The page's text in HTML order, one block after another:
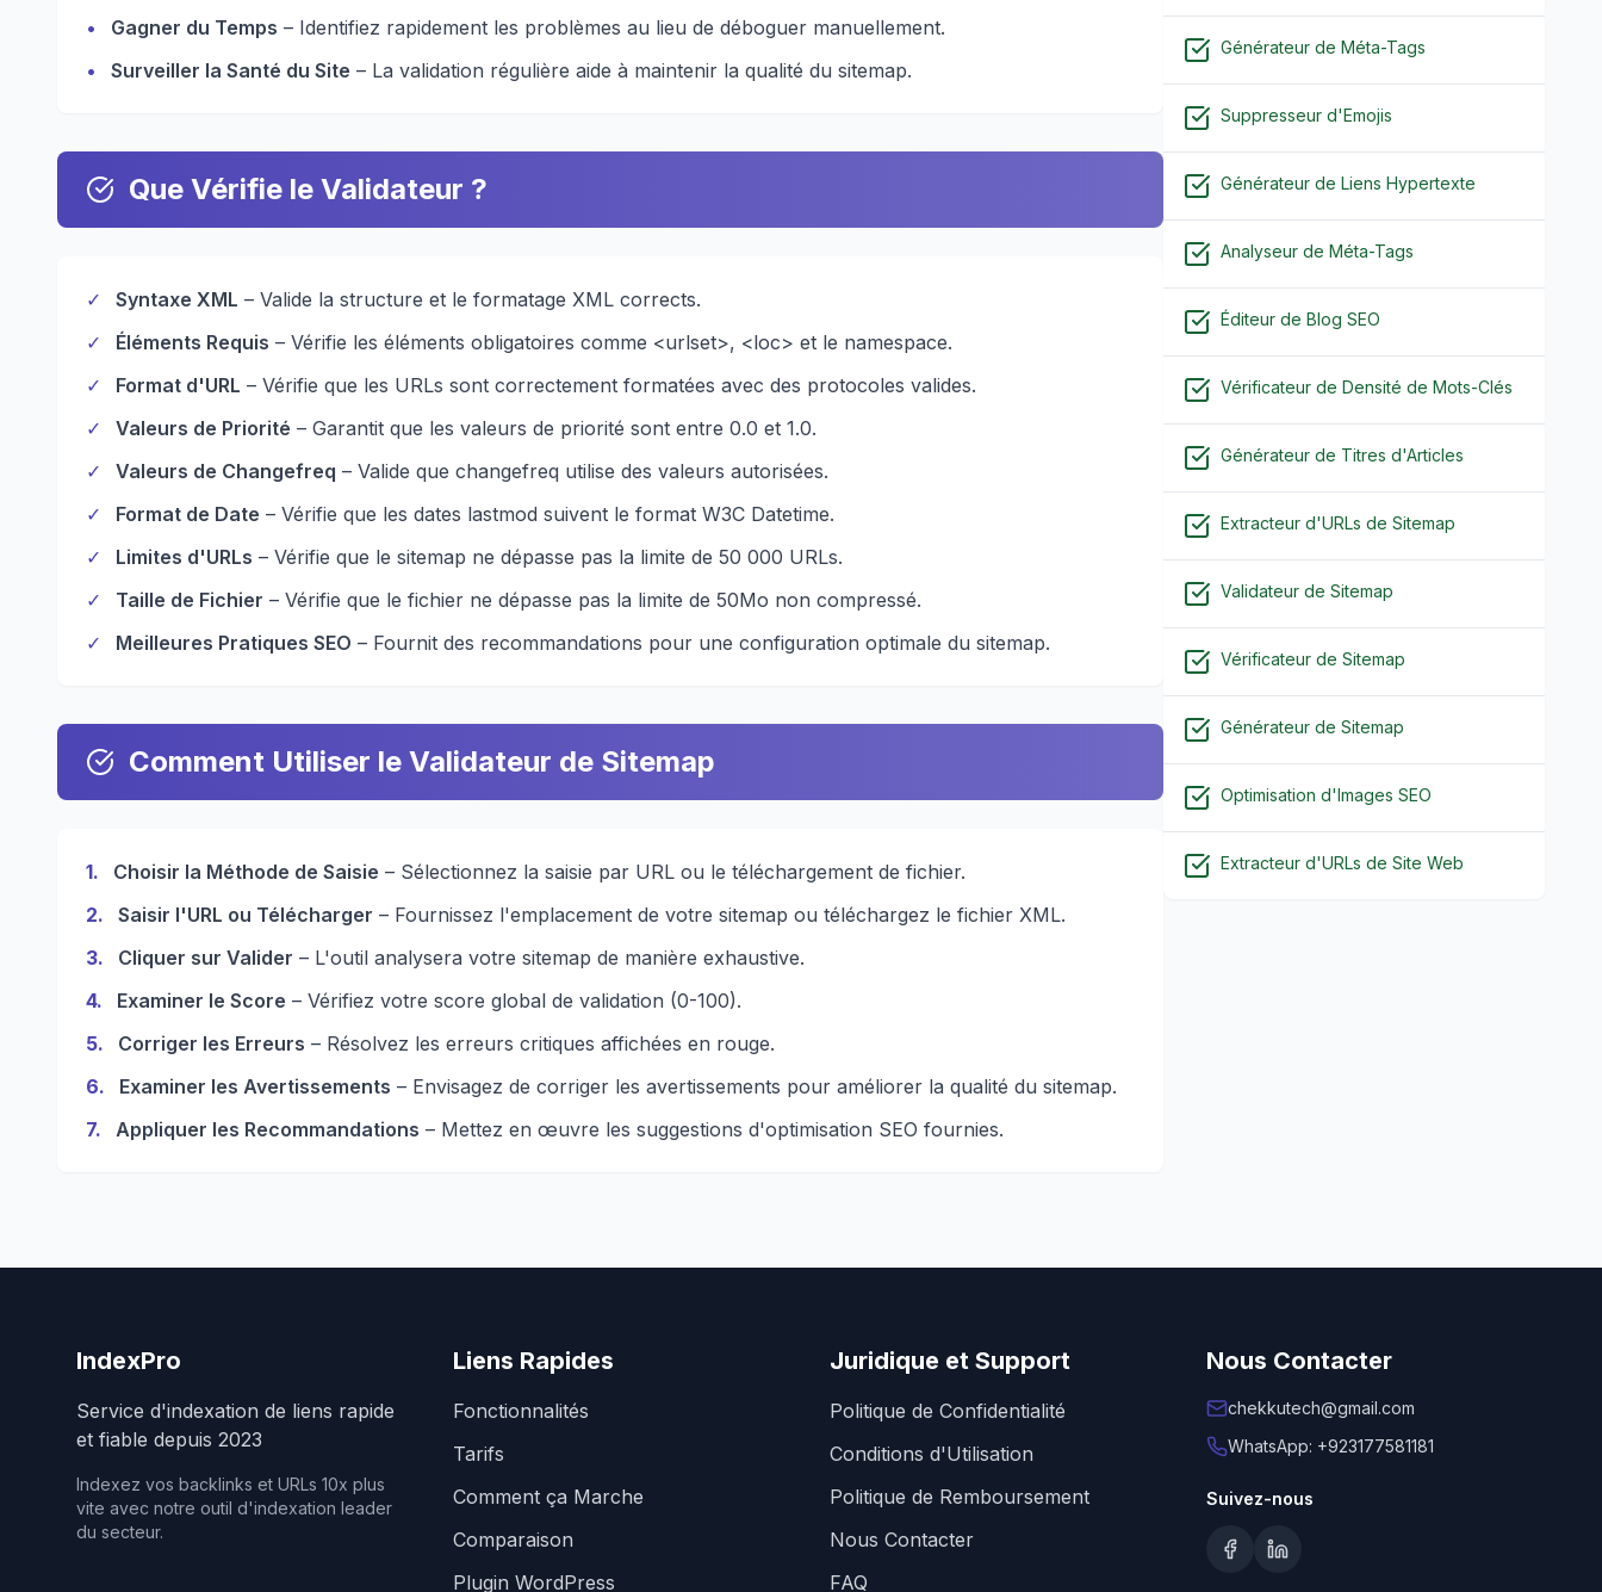
•
Gagner du Temps – Identifiez rapidement les problèmes au lieu de déboguer manuellement.
•
Surveiller la Santé du Site – La validation régulière aide à maintenir la qualité du sitemap.
Que Vérifie le Validateur ?
✓ Syntaxe XML – Valide la structure et le formatage XML corrects.
✓
Éléments Requis – Vérifie les éléments obligatoires comme <urlset>, <loc> et le namespace.
✓
Format d'URL – Vérifie que les URLs sont correctement formatées avec des protocoles valides.
✓
Valeurs de Priorité – Garantit que les valeurs de priorité sont entre 0.0 et 1.0.
✓
Valeurs de Changefreq – Valide que changefreq utilise des valeurs autorisées.
✓
Format de Date – Vérifie que les dates lastmod suivent le format W3C Datetime.
✓
Limites d'URLs – Vérifie que le sitemap ne dépasse pas la limite de 50 000 URLs.
✓
Taille de Fichier – Vérifie que le fichier ne dépasse pas la limite de 50Mo non compressé.
✓
Meilleures Pratiques SEO – Fournit des recommandations pour une configuration optimale du sitemap.
Comment Utiliser le Validateur de Sitemap
1. Choisir la Méthode de Saisie – Sélectionnez la saisie par URL ou le téléchargement de fichier.
2. Saisir l'URL ou Télécharger – Fournissez l'emplacement de votre sitemap ou téléchargez le fichier XML.
3. Cliquer sur Valider – L'outil analysera votre sitemap de manière exhaustive.
4. Examiner le Score – Vérifiez votre score global de validation (0-100).
5. Corriger les Erreurs – Résolvez les erreurs critiques affichées en rouge.
6. Examiner les Avertissements – Envisagez de corriger les avertissements pour améliorer la qualité du sitemap.
7. Appliquer les Recommandations – Mettez en œuvre les suggestions d'optimisation SEO fournies.
Générateur de Méta-Tags
Suppresseur d'Emojis
Générateur de Liens Hypertexte
Analyseur de Méta-Tags
Éditeur de Blog SEO
Vérificateur de Densité de Mots-Clés
Générateur de Titres d'Articles
Extracteur d'URLs de Sitemap
Validateur de Sitemap
Vérificateur de Sitemap
Générateur de Sitemap
Optimisation d'Images SEO
Extracteur d'URLs de Site Web
IndexPro
Service d'indexation de liens rapide
et fiable depuis 2023
Indexez vos backlinks et URLs 10x plus
vite avec notre outil d'indexation leader
du secteur.
Liens Rapides
Fonctionnalités
Tarifs
Comment ça Marche
Comparaison
Plugin WordPress
Juridique et Support
Politique de Confidentialité
Conditions d'Utilisation
Politique de Remboursement
Nous Contacter
FAQ
Nous Contacter
chekkutech@gmail.com
WhatsApp: +923177581181
Suivez-nous